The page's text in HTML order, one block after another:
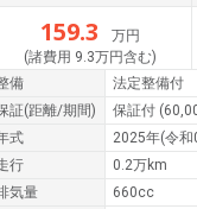
159.3
万円
(諸費用 9.3万円含む)
備
法定整備付
証(距離/期間) 保証付
式
2025年(令和
行
0.2万km
気量
660cc